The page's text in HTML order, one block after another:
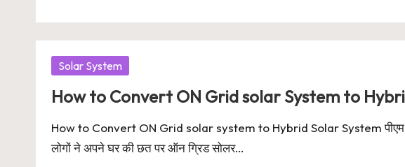
Posted
Solar System
How to Convert ON Grid solar System to
How to Convert ON Grid solar system to Hybrid Solar System पीएम
लोगों ने अपने घर की छत पर ऑन ग्रिड सोलर…